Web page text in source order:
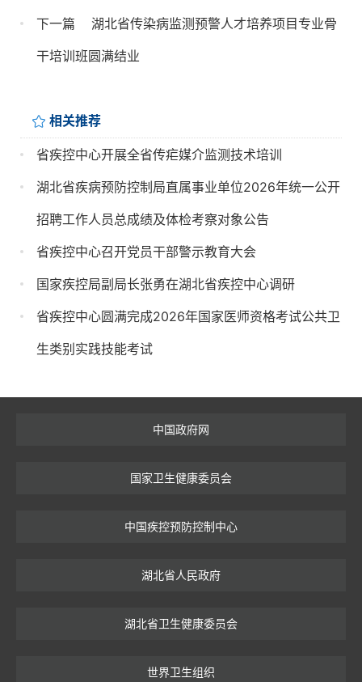
下一篇
湖北省传染病监测预警人才培养项目专业骨
干培训班圆满结业
相关推荐
省疾控中心开展全省传疟媒介监测技术培训
湖北省疾病预防控制局直属事业单位2026年统一公开
招聘工作人员总成绩及体检考察对象公告
省疾控中心召开党员干部警示教育大会
国家疾控局副局长张勇在湖北省疾控中心调研
省疾控中心圆满完成2026年国家医师资格考试公共卫
生类别实践技能考试
中国政府网
国家卫生健康委员会
中国疾控预防控制中心
湖北省人民政府
湖北省卫生健康委员会
世界卫生组织